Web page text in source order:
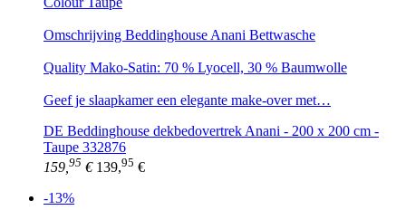
Omschrijving Beddinghouse Anani Bettwasche
Quality Mako-Satin: 70 % Lyocell, 30 % Baumwolle
Geef je slaapkamer een elegante make-over met…
DE Beddinghouse dekbedovertrek Anani - 200 x 200 cm -
Taupe 332876
159, 95 € 139,95 €
-13%